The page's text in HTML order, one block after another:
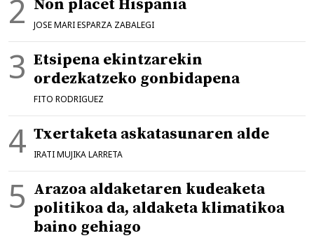
Non placet Hispania
JOSE MARI ESPARZA ZABALEGI
Etsipena ekintzarekin
ordezkatzeko gonbidapena
FITO RODRIGUEZ
Txertaketa askatasunaren alde
IRATI MUJIKA LARRETA
Arazoa aldaketaren kudeaketa
politikoa da, aldaketa klimatikoa
baino gehiago